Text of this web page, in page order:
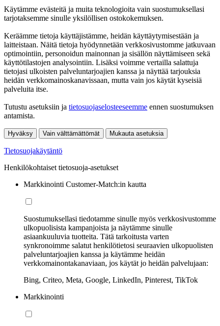
Käytämme evästeitä ja muita teknologioita vain suostumuksellasi
tarjotaksemme sinulle yksilöllisen ostokokemuksen.
Keräämme tietoja käyttäjistämme, heidän käyttäytymisestään ja
laitteistaan. Näitä tietoja hyödynnetään verkkosivustomme jatkuvaan
optimointiin, personoidun mainonnan ja sisällön näyttämiseen sekä
käyttötilastojen analysointiin. Lisäksi voimme vertailla salattuja
tietojasi ulkoisten palveluntarjoajien kanssa ja näyttää tarjouksia
heidän verkkomainoskanavissaan, mutta vain jos käytät kyseisiä
palveluita itse.
Tutustu asetuksiin ja tietosuojaselosteeseemme ennen suostumuksen
antamista.
Hyväksy Vain välttämättömät Mukauta asetuksia
Tietosuojakäytäntö
Henkilökohtaiset tietosuoja-asetukset
Markkinointi Customer-Match:in kautta
Suostumuksellasi tiedotamme sinulle myös verkkosivustomme
ulkopuolisista kampanjoista ja näytämme sinulle
asiaankuuluvia tuotteita. Tätä tarkoitusta varten
synkronoimme salatut henkilötietosi seuraavien ulkopuolisten
palveluntarjoajien kanssa ja käytämme heidän
verkkomainontakanaviaan, jos käytät jo heidän palvelujaan:
Bing, Criteo, Meta, Google, LinkedIn, Pinterest, TikTok
Markkinointi